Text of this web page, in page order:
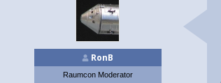
RonB
Raumcon Moderator